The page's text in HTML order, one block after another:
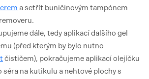
a setřít buničinovým tampónem
dále, tedy aplikací dalšího gel
(před kterým by bylo nutno
čističem), pokračujeme aplikací olejíčku
séra na kutikulu a nehtové plochy s